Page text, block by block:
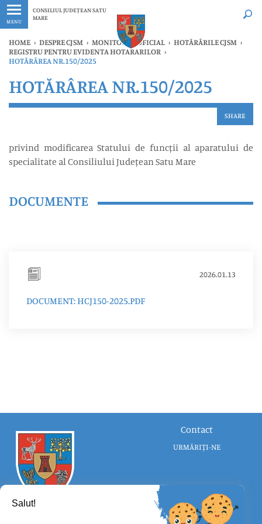
MENU
CONSILIUL JUDEȚEAN SATU
MARE
Ultimele
HOME › DESPRE CJSM › MONITORUL OFICIAL › HOTĂRÂRILE CJSM ›
REGISTRU PENTRU EVIDENTA HOTARARILOR ›
HOTĂRÂREA NR.150/2025
HOTĂRÂREA NR.150/2025
SHARE
privind modificarea Statului de funcții al aparatului de
specialitate al Consiliului Județean Satu Mare
DOCUMENTE
2026.01.13
DOCUMENT: HCJ150-2025.PDF
Contact
URMĂRIȚI-NE
Salut!